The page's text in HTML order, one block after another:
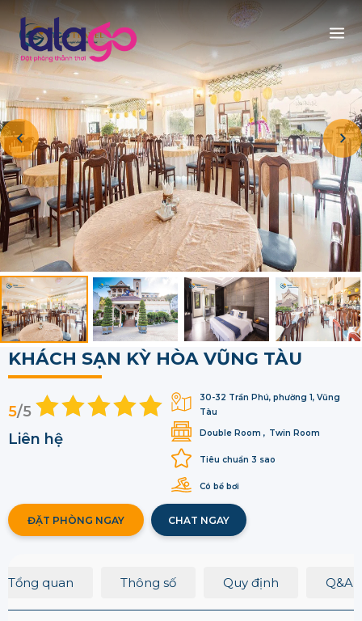
KHÁCH SẠN KỲ HÒA VŨNG TÀU
30-32 Trần Phú, phường 1, Vũng
Tàu
Double Room
Twin Room
Tiêu chuẩn 3 sao
Có bể bơi
5/5
Liên hệ
ĐẶT PHÒNG NGAY CHAT NGAY
Tổng quan Thông số Quy định Q&A